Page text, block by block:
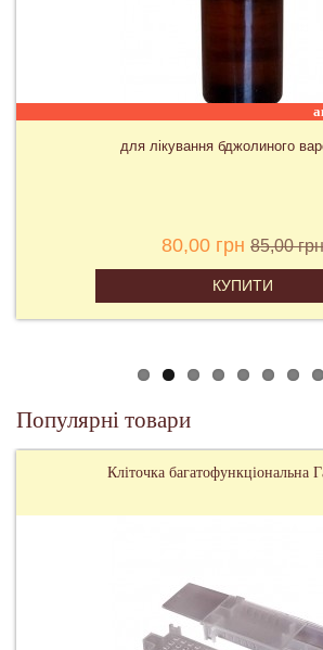
для лікування бджолиного
80,00 грн 85,00 грн
КУПИТИ
Популярні товари
Кліточка багатофункціональна